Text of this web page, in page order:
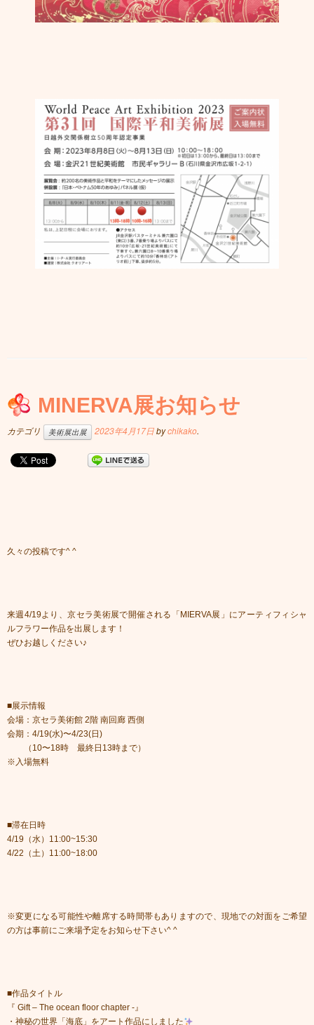
MINERVA展お知らせ
カテゴリ 美術展出展 2023年4月17日bychikako.
久々の投稿です^ ^
来週4/19より、京セラ美術展で開催される「MIERVA展」にアーティフィシャ
ルフラワー作品を出展します！
ぜひお越しください♪
■展示情報
会場：京セラ美術館 2階 南回廊 西側
会期：4/19(水)〜4/23(日)
（10〜18時 最終日13時まで）
※入場無料
■滞在日時
4/19（水）11:00~15:30
4/22（土）11:00~18:00
※変更になる可能性や離席する時間帯もありますので、現地での対面をご希望
の方は事前にご来場予定をお知らせ下さい^ ^
■作品タイトル
『 Gift – The ocean floor chapter -』
・神秘の世界「海底」をアート作品にしました